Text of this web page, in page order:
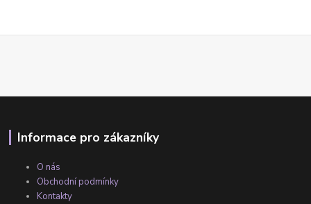
Informace pro zákazníky
O nás
Obchodní podmínky
Kontakty